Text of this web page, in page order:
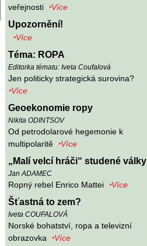
veřejnosti
‣Více
Upozornění!
‣Více
Téma: ROPA
Editorka tématu: Iveta Coufalová
Jen politicky strategická surovina?
‣Více
Geoekonomie ropy
Nikita ODINTSOV
Od petrodolarové hegemonie k
multipolaritě
‣Více
„Malí velcí hráči“ studené války
Jan ADAMEC
Ropný rebel Enrico Mattei ‣Více
Šťastná to zem?
Iveta COUFALOVÁ
Norské bohatství, ropa a televizní
obrazovka
‣Více